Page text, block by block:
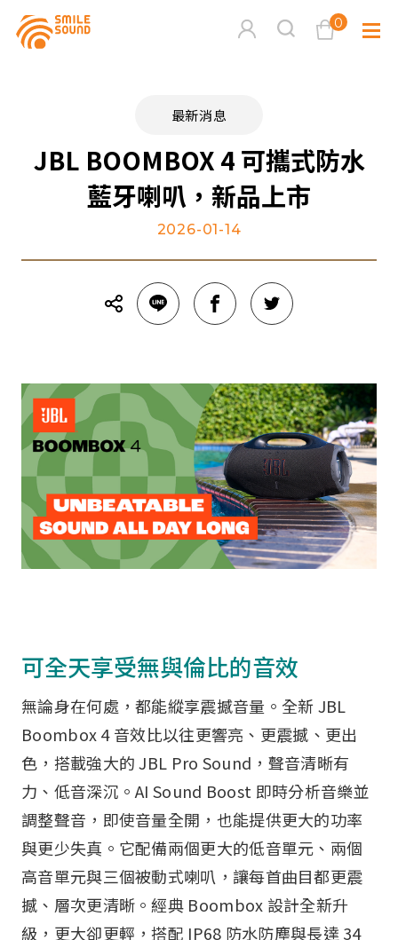
0
查看購物車
商品分類查詢
請選擇分類
派對喇
劇院系
監聽系
最新消息
JBL BOOMBOX 4 可攜式防水
藍牙喇叭，新品上市
2026-01-14
可全天享受無與倫比的音效
無論身在何處，都能縱享震撼音量。全新 JBL
Boombox 4 音效比以往更響亮、更震撼、更出
色，搭載強大的 JBL Pro Sound，聲音清晰有
力、低音深沉。AI Sound Boost 即時分析音樂並
調整聲音，即使音量全開，也能提供更大的功率
與更少失真。它配備兩個更大的低音單元、兩個
高音單元與三個被動式喇叭，讓每首曲目都更震
撼、層次更清晰。經典 Boombox 設計全新升
級，更大卻更輕，搭配 IP68 防水防塵與長達 34